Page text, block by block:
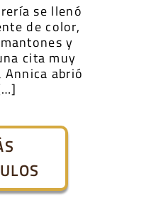
se llenó
de color,
y
cita muy
Annica abrió